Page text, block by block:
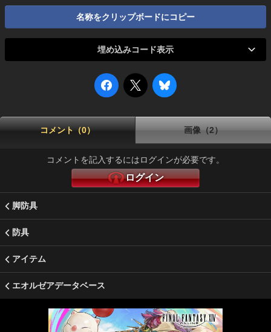
名称をクリップボードにコピー
埋め込みコード表示
コメント（0） 画像（2）
コメントを記入するにはログインが必要です。
ログイン
脚防具
防具
アイテム
エオルゼアデータベース